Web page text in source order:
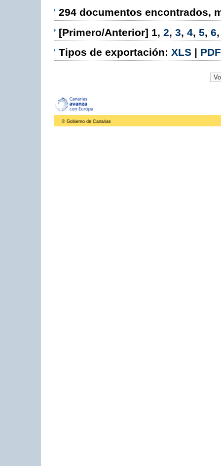
294 documentos encontrados,
[Primero/Anterior] 1, 2, 3, 4, 5, 6
Tipos de exportación: XLS | PDF
© Gobierno de Canarias